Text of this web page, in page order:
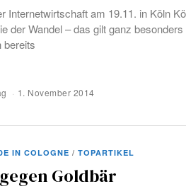
Internetwirtschaft am 19.11. in Köln
der Wandel – das gilt ganz
bereits
1. November 2014
IN COLOGNE / TOPARTIKEL
Goldbär